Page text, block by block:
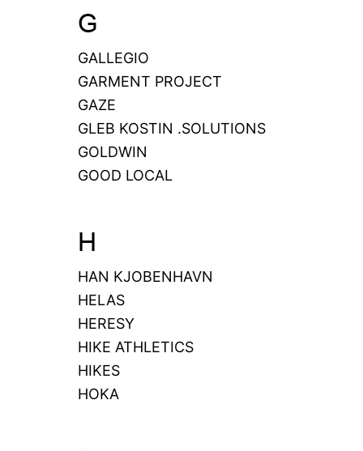
G
GALLEGIO
GARMENT PROJECT
GAZE
GLEB KOSTIN .SOLUTIONS
GOLDWIN
GOOD LOCAL
H
HAN KJOBENHAVN
HELAS
HERESY
HIKE ATHLETICS
HIKES
HOKA